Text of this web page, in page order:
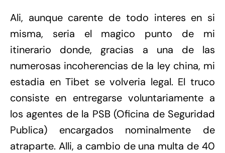
Ali, aunque carente de todo interes en si
misma, seria el magico punto de mi
itinerario donde, gracias a una de las
numerosas incoherencias de la ley china, mi
estadia en Tibet se volveria legal. El truco
consiste en entregarse voluntariamente a
los agentes de la PSB (Oficina de Seguridad
Publica) encargados nominalmente de
atraparte. Alli, a cambio de una multa de 40